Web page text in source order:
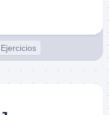
Ejercicios